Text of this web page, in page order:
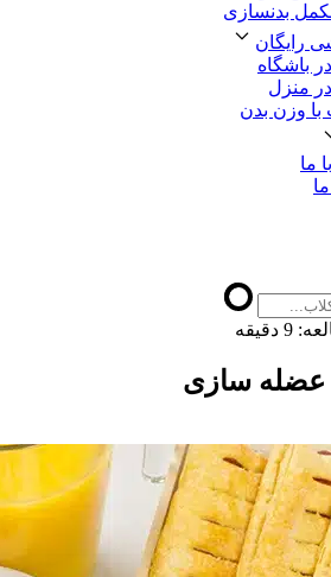
بدنسازی
رایگان
باشگاه
منزل
وزن بدن
ما
عضله سازی